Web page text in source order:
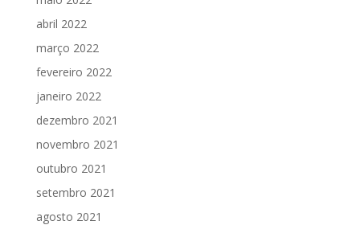
abril 2022
março 2022
fevereiro 2022
janeiro 2022
dezembro 2021
novembro 2021
outubro 2021
setembro 2021
agosto 2021